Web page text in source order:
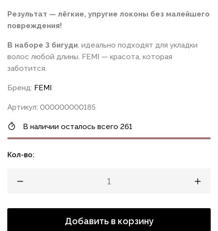
Результат — лёгкие, упругие локоны без малейшего
повреждения!
В наборе 3 бигуди, идеально подходят для укладки
волос любой длины. FEMI — красота, которая
заботится.
Бренд: FEMI
Артикул: 000000000185
В наличии осталось всего 261
Кол-во:
Добавить в корзину